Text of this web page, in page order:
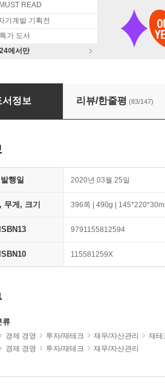
READ
기계발 기획전
가 도서
에서만
어
서정보 리뷰/한줄평 (83/147)
발행일 2020년 03월 25일
무게, 크기 396쪽 | 490g |
ISBN13 9791155812594
ISBN10 115581259X
류
경제 경영 투자/재테크 재무/자산관리
재테
경제 경영 투자/재테크 재무/자산관리